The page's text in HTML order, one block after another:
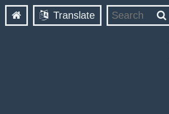
Translate